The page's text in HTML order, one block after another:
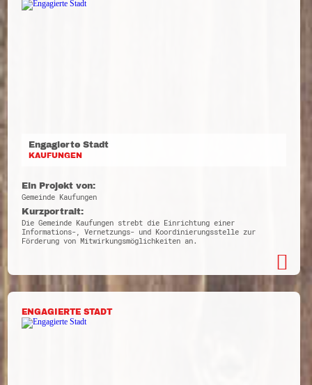
Engagierte Stadt
KAUFUNGEN
Ein Projekt von:
Gemeinde Kaufungen
Kurzportrait:
Die Gemeinde Kaufungen strebt die Einrichtung einer
Informations-, Vernetzungs- und Koordinierungsstelle zur
Förderung von Mitwirkungsmöglichkeiten an.
ENGAGIERTE STADT